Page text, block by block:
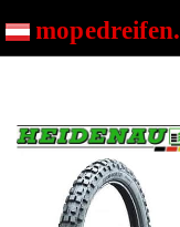
K52